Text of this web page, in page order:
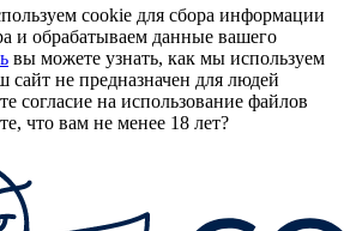
cookie для сбора информации
и обрабатываем данные вашего
вы можете узнать, как мы используем
не предназначен для людей
согласие на использование файлов
что вам не менее 18 лет?